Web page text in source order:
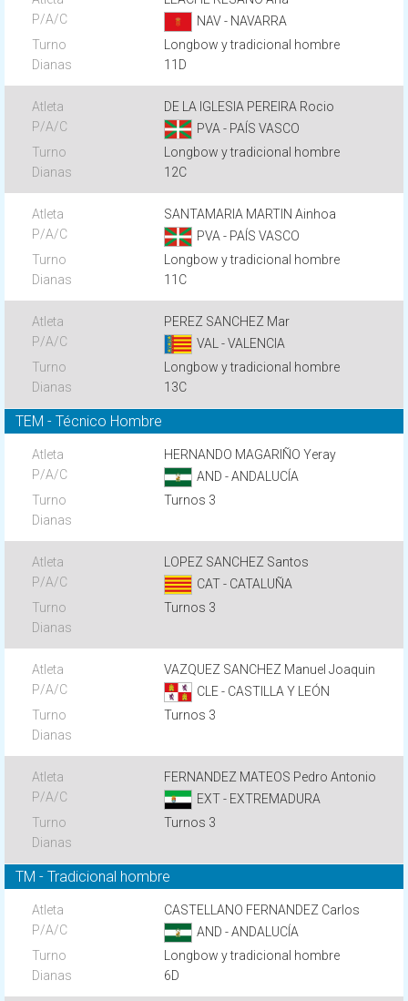
NAV - NAVARRA
Longbow y tradicional hombre
11D
DE LA IGLESIA PEREIRA Rocio
PVA - PAÍS VASCO
Longbow y tradicional hombre
12C
SANTAMARIA MARTIN Ainhoa
PVA - PAÍS VASCO
Longbow y tradicional hombre
11C
PEREZ SANCHEZ Mar
VAL - VALENCIA
Longbow y tradicional hombre
13C
TEM - Técnico Hombre
HERNANDO MAGARIÑO Yeray
AND - ANDALUCÍA
Turnos 3
LOPEZ SANCHEZ Santos
CAT - CATALUÑA
Turnos 3
VAZQUEZ SANCHEZ Manuel Joaquin
CLE - CASTILLA Y LEÓN
Turnos 3
FERNANDEZ MATEOS Pedro Antonio
EXT - EXTREMADURA
Turnos 3
TM - Tradicional hombre
CASTELLANO FERNANDEZ Carlos
AND - ANDALUCÍA
Longbow y tradicional hombre
6D